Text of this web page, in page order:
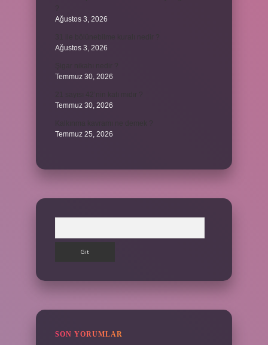
Ağustos 3, 2026
Ağustos 3, 2026
Temmuz 30, 2026
Temmuz 30, 2026
Temmuz 25, 2026
SON YORUMLAR